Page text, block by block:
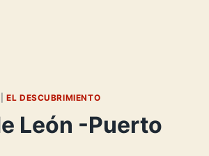
|EL DESCUBRIMIENTO
León -Puerto